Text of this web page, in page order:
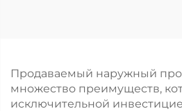
наружного
корпоративного
брендинга
Продаваемый наружный
множество преимуществ,
исключительной